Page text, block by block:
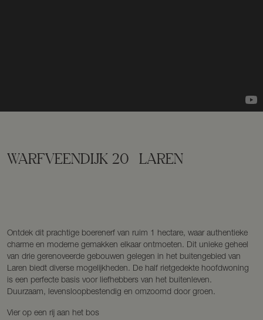
WARFVEENDIJK 20 LAREN
Ontdek dit prachtige boerenerf van ruim 1 hectare, waar authentieke
charme en moderne gemakken elkaar ontmoeten. Dit unieke geheel
van drie gerenoveerde gebouwen gelegen in het buitengebied van
Laren biedt diverse mogelijkheden. De half rietgedekte hoofdwoning
is een perfecte basis voor liefhebbers van het buitenleven.
Duurzaam, levensloopbestendig en omzoomd door groen.
Vier op een rij aan het bos